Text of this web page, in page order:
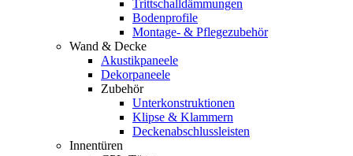
Trittschalldämmungen
Bodenprofile
Montage- & Pflegezubehör
Wand & Decke
Akustikpaneele
Dekorpaneele
Zubehör
Unterkonstruktionen
Klipse & Klammern
Deckenabschlussleisten
Innentüren